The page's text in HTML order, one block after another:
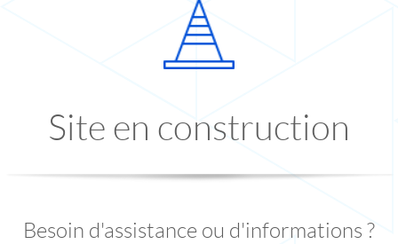
Site en construction
Besoin d'assistance ou d'informations ?